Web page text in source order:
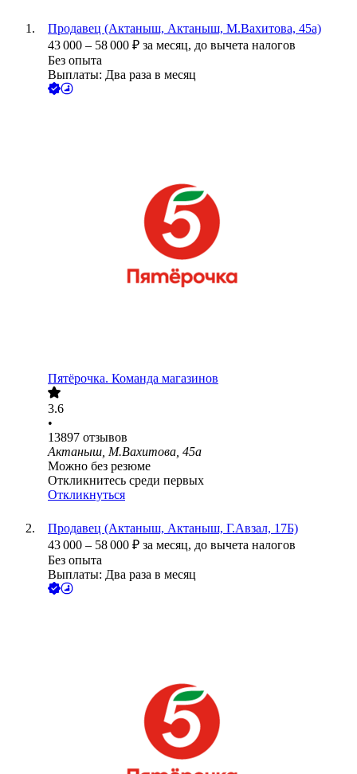
Продавец (Актаныш, Актаныш, М.Вахитова, 45а)
43 000 – 58 000 ₽ за месяц, до вычета налогов
Без опыта
Выплаты: Два раза в месяц
Пятёрочка. Команда магазинов
3.6
•
13897 отзывов
Актаныш, М.Вахитова, 45а
Можно без резюме
Откликнитесь среди первых
Откликнуться
Продавец (Актаныш, Актаныш, Г.Авзал, 17Б)
43 000 – 58 000 ₽ за месяц, до вычета налогов
Без опыта
Выплаты: Два раза в месяц